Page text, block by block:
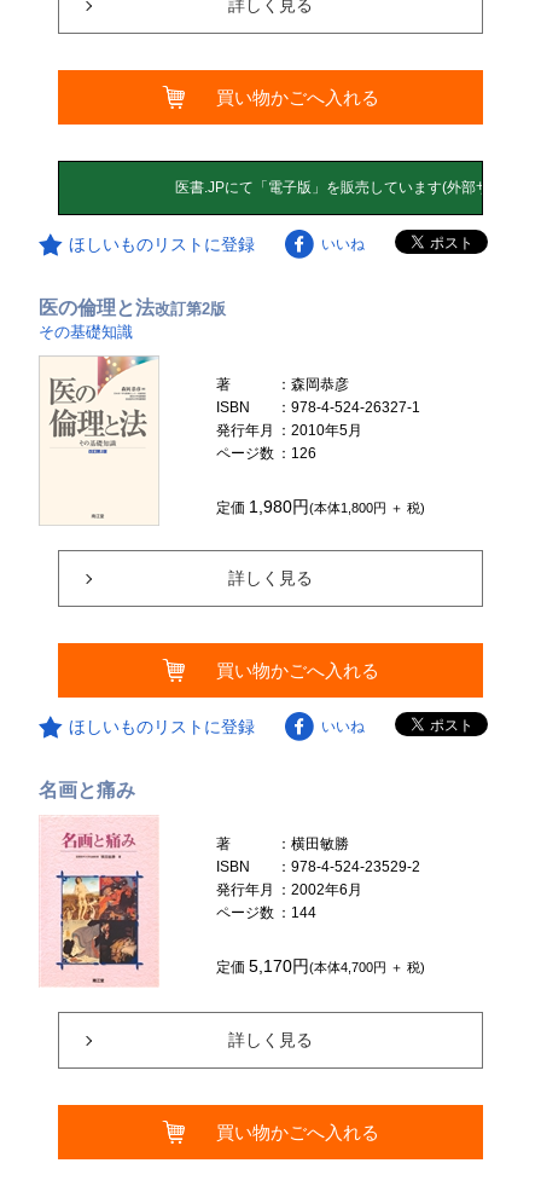
詳しく見る
買い物かごへ入れる
ほしいものリストに登録 いいね
医の倫理と法改訂第2版
その基礎知識
著
：森岡恭彦
ISBN
：978-4-524-26327-1
発行年月
：2010年5月
ページ数 ：126
定価 1,980円(本体1,800円 ＋ 税)
詳しく見る
買い物かごへ入れる
ほしいものリストに登録 いいね
名画と痛み
著
：横田敏勝
ISBN
：978-4-524-23529-2
発行年月
：2002年6月
ページ数 ：144
定価5,170円(本体4,700円 ＋ 税)
詳しく見る
買い物かごへ入れる